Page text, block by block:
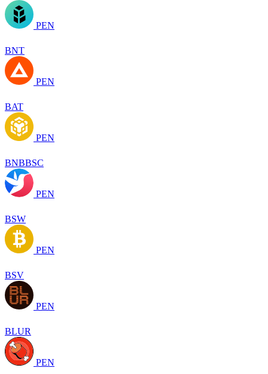
PEN
BNT
PEN
BAT
PEN
BNBBSC
PEN
BSW
PEN
BSV
PEN
BLUR
PEN